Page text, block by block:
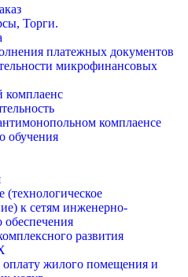
Торги.
платежных документов
микрофинансовых
комплаенсе
обучения
к сетям инженерно-
обеспечения
развития
жилого помещения и